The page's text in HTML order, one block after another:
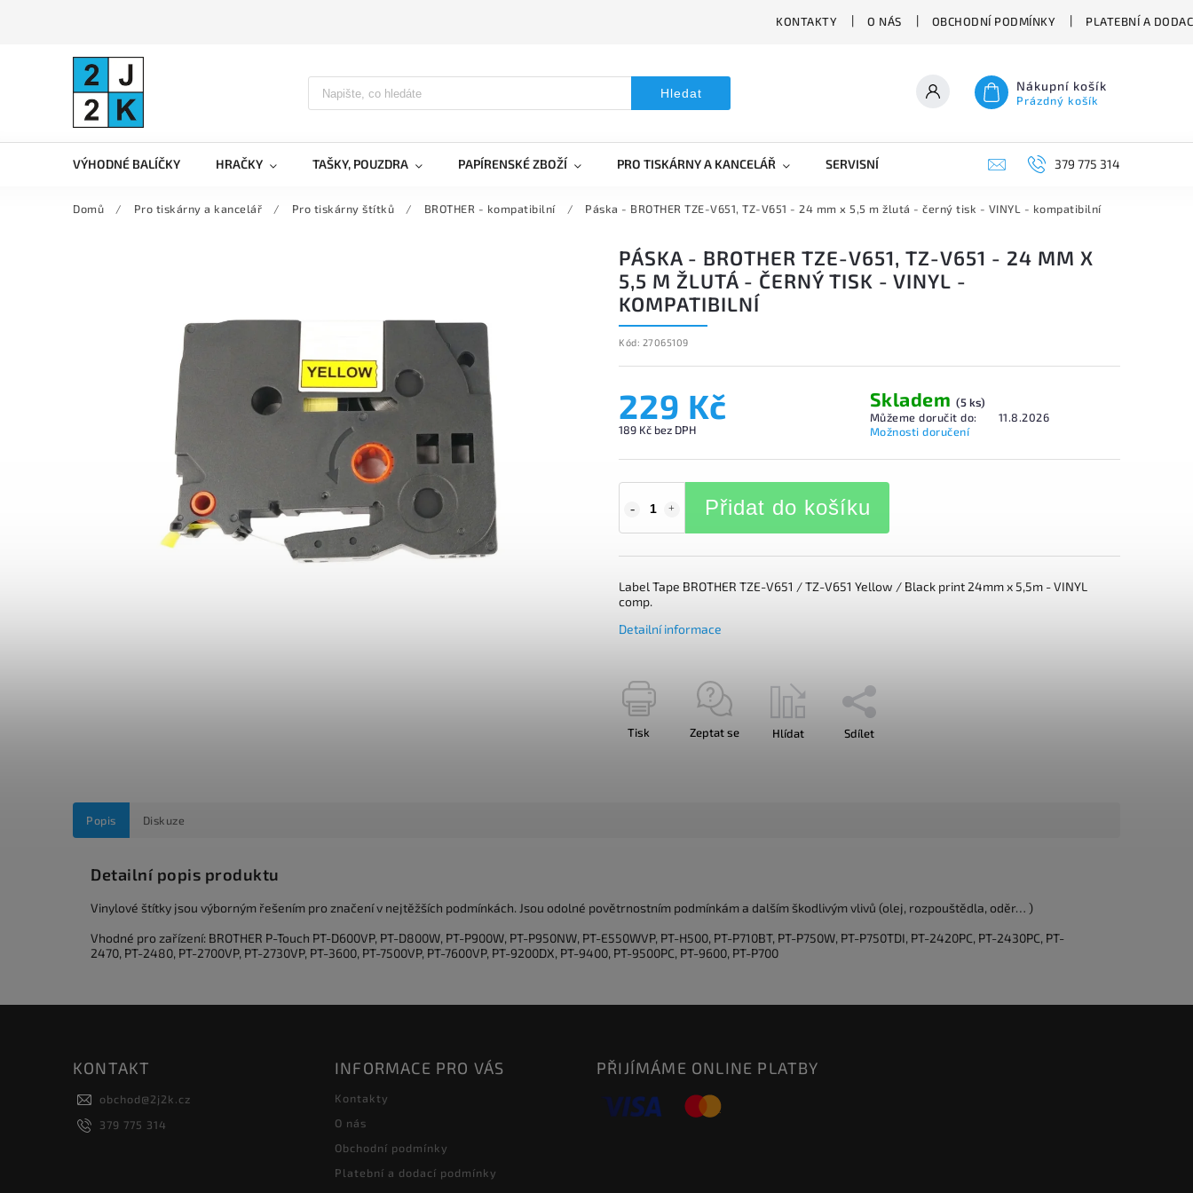
KONTAKTY O NÁS OBCHODNÍ PODMÍNKY PLATEBNÍ A
Hledat Nákupní košík
Prázdný košík
VÝHODNÉ BALÍČKY HRAČKY TAŠKY, POUZDRA PAPÍRENSKÉ ZBOŽÍ PRO TISKÁRNY A KANCELÁŘ SERVISNÍ VYSAVAČE 379 775 314
Domů / Pro tiskárny a kancelář / Pro tiskárny štítků / BROTHER - kompatibilní / Páska - BROTHER TZE-V651, TZ-V651 - 24 mm x 5,5 m žlutá - černý tisk - VINYL - kompatibilní
PÁSKA - BROTHER TZE-V651, TZ-V651 - 24 MM X
5,5 M ŽLUTÁ - ČERNÝ TISK - VINYL -
KOMPATIBILNÍ
Kód: 27065109
229 Kč
189 Kč bez DPH
Skladem (5 ks)
Můžeme doručit do:
11.8.2026
Možnosti doručení
Přidat do košíku
Label Tape BROTHER TZE-V651 / TZ-V651 Yellow / Black print 24mm x 5,5m - VINYL
comp.
Detailní informace
Tisk Zeptat se Hlídat Sdílet
Popis Diskuze
Detailní popis produktu
Vinylové štítky jsou výborným řešením pro značení v nejtěžších podmínkách. Jsou odolné povětrnostním podmínkám a dalším škodlivým vlivů (olej, rozpouštědla, oděr… )
Vhodné pro zařízení: BROTHER P-Touch PT-D600VP, PT-D800W, PT-P900W, PT-P950NW, PT-E550WVP, PT-H500, PT-P710BT, PT-P750W, PT-P750TDI, PT-2420PC, PT-2430PC, PT-
2470, PT-2480, PT-2700VP, PT-2730VP, PT-3600, PT-7500VP, PT-7600VP, PT-9200DX, PT-9400, PT-9500PC, PT-9600, PT-P700
KONTAKT
obchod@2j2k.cz
379 775 314
INFORMACE PRO VÁS
Kontakty
O nás
Obchodní podmínky
Platební a dodací podmínky
PŘIJÍMÁME ONLINE PLATBY